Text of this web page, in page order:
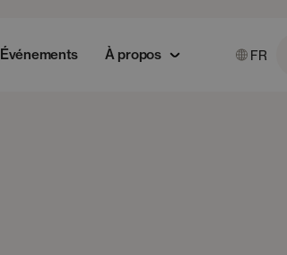
Événements À propos FR